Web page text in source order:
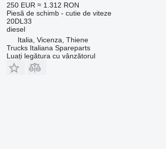
250 EUR ≈ 1.312 RON
Piesă de schimb - cutie de viteze
20DL33
diesel
Italia, Vicenza, Thiene
Trucks Italiana Spareparts
Luați legătura cu vânzătorul